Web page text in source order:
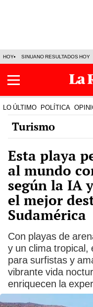
HOY SINUANO RESULTADOS HOY
LO ÚLTIMO POLÍTICA
Turismo
Esta playa
al mundo
según la IA
el mejor
Sudamérica
Con playas de
y un clima tropical,
para surfistas y
vibrante vida
enriquecen la